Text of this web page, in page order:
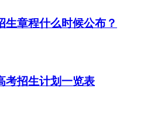
生章程什么时候公布？
考招生计划一览表